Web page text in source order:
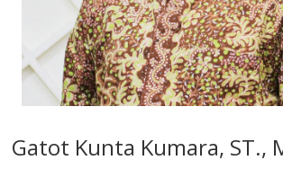
Gatot Kunta Kumara, ST.,